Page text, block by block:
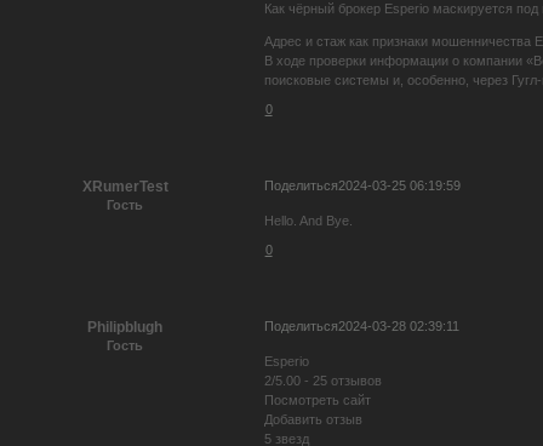
Как чёрный брокер Esperio маскируется под
Адрес и стаж как признаки мошенничества
В ходе проверки информации о компании
поисковые системы и, особенно, через
0
Поделиться2024-03-25 06:19:59
XRumerTest
Гость
Hello. And Bye.
0
Поделиться2024-03-28 02:39:11
Philipblugh
Гость
Esperio
2/5.00 - 25 отзывов
Посмотреть сайт
Добавить отзыв
5 звезд